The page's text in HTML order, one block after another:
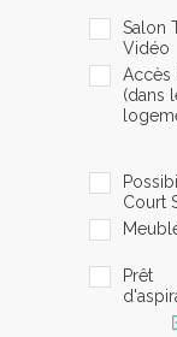
Salon
Vidéo
Accès
(dans
Court
Prêt